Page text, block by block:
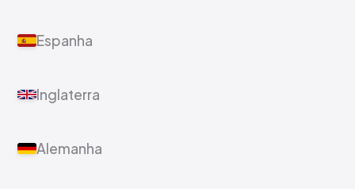
Espanha
Inglaterra
Alemanha